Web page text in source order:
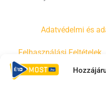
Adatvédelmi és
Felhasználási Feltételek
Irányelvek